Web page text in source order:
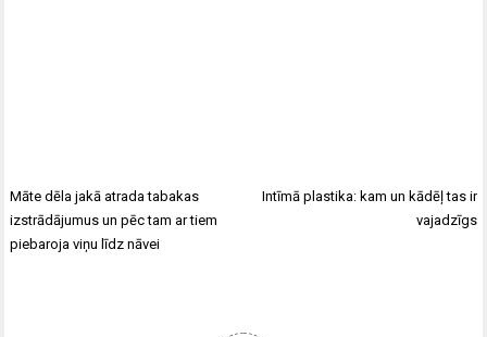
Māte dēla jakā atrada tabakas
izstrādājumus un pēc tam ar tiem
piebaroja viņu līdz nāvei
Intīmā plastika: kam un kādēļ tas ir
vajadzīgs